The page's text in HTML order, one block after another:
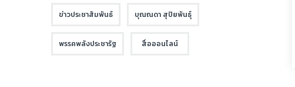
ข่าวประชาสัมพันธ์ บุณณดา สุปิยพันธุ์
พรรคพลังประชารัฐ สื่อออนไลน์